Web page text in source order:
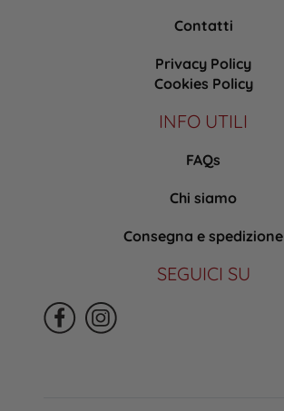
Contatti
Privacy Policy
Cookies Policy
INFO UTILI
FAQs
Chi siamo
Consegna e spedizione
SEGUICI SU